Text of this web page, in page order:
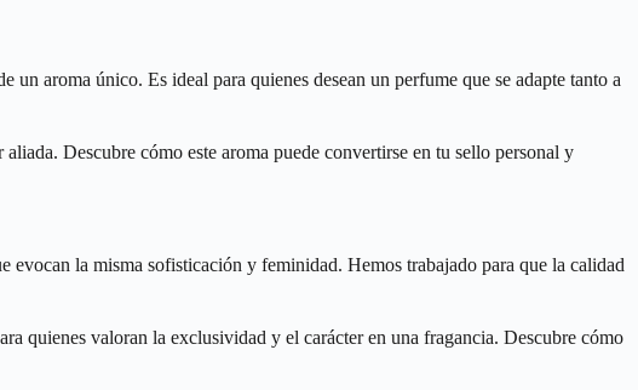
un aroma único. Es ideal para quienes desean un perfume que se adapte tanto a
Descubre cómo este aroma puede convertirse en tu sello personal y
la misma sofisticación y feminidad. Hemos trabajado para que la calidad
quienes valoran la exclusividad y el carácter en una fragancia. Descubre cómo